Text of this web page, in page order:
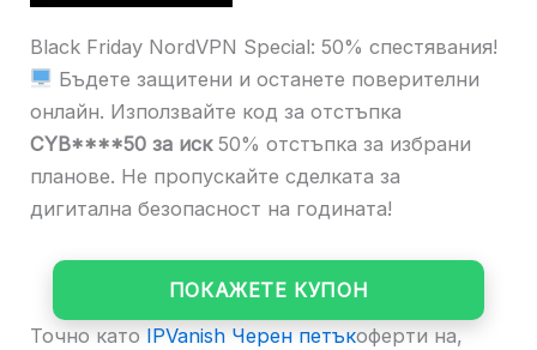
Black Friday NordVPN Special: 50% спестявания!
Бъдете защитени и останете поверителни
онлайн. Използвайте код за отстъпка
CYB****50 за иск 50% отстъпка за избрани
планове. Не пропускайте сделката за
дигитална безопасност на годината!
ПОКАЖЕТЕ КУПОН
Точно като IPVanish Черен петъкоферти на,